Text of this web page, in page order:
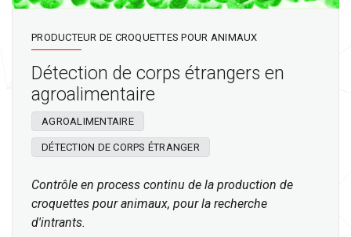
PRODUCTEUR DE CROQUETTES POUR ANIMAUX
Détection de corps étrangers en
agroalimentaire
AGROALIMENTAIRE
DÉTECTION DE CORPS ÉTRANGER
Contrôle en process continu de la production de
croquettes pour animaux, pour la recherche
d'intrants.